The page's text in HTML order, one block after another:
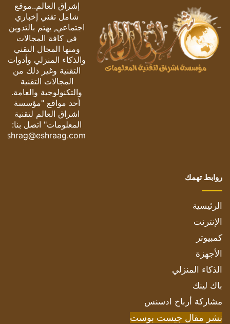
إشراق العالم..موقع
شامل تقني إخباري
اجتماعي, يهتم بالتدوين
في كافة المجالات
ومنها المجال التقني
والذكاء المنزلي وأدوات
التقنية وغير ذلك من
المجالات التقنية
والتكنولوجية والعامة.
أحد مواقع "مؤسسة
اشراق العالم لتقنية
المعلومات" اتصل بنا:
eshrag@eshraag.com
روابط تهمك
الرئيسية
الإنترنت
كمبيوتر
الأجهزة
الذكاء المنزلي
باك لينك
مشاركة أرباح ادسنس
نشر مقال جيست بوست